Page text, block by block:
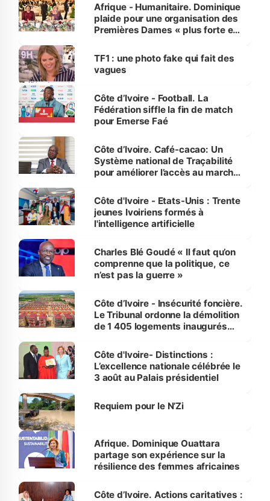
Afrique - Humanitaire. Dominique
plaide pour une organisation des
Premières Dames « plus forte et
sur la scène internationale »
TF1 : une photo fake qui fait des
vagues
Côte d’Ivoire - Football. La
Fédération siffle la fin de match
pour Emerse Faé
Côte d’Ivoire. Café-cacao: Un
Système national de Traçabilité
pour améliorer l’accès au marché
Côte d'Ivoire - Etats-Unis : Trente
jeunes Ivoiriens formés à
l'intelligence artificielle
Charles Blé Goudé « Il faut qu’on
comprenne que la politique, ce
n’est pas la guerre »
Côte d’Ivoire - Insécurité foncière.
Le Tribunal ordonne la démolition
de 1 405 logements inaugurés
Bassam
Côte d'Ivoire- Distinctions :
L’excellence nationale célébrée le
3 août au Palais présidentiel
Requiem pour le N’Zi
Afrique. Dominique Ouattara
partage son expérience sur la
résilience des femmes africaines
Côte d’Ivoire. Actions caritatives :